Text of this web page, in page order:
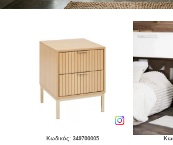
Κωδικός: 349700005